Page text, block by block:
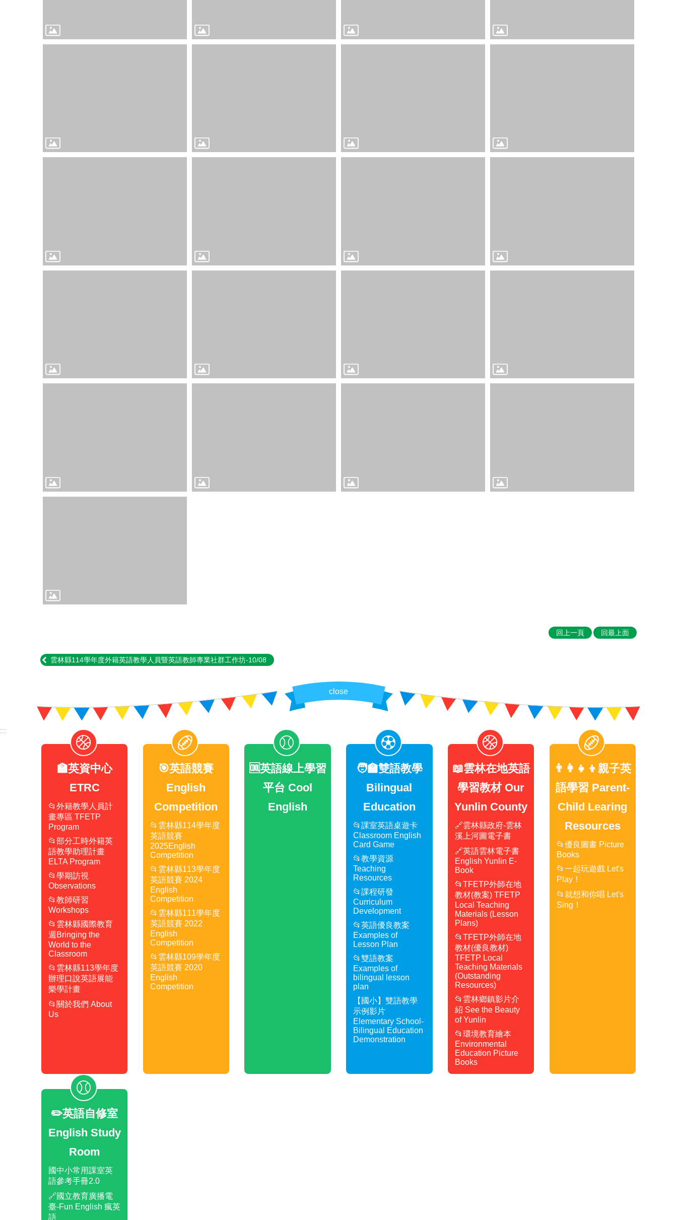
回上一頁 回最上面
雲林縣114學年度外籍英語教學人員暨英語教師專業社群工作坊-10/08
close
:::
🏫英資中心
ETRC
📂外籍教學人員計
畫專區 TFETP
Program
📂部分工時外籍英
語教學助理計畫
ELTA Program
📂學期訪視
Observations
📂教師研習
Workshops
📂雲林縣國際教育
週Bringing the
World to the
Classroom
📂雲林縣113學年度
辦理口說英語展能
樂學計畫
📂關於我們 About
Us
🎯英語競賽
English
Competition
📂雲林縣114學年度
英語競賽
2025English
Competition
📂雲林縣113學年度
英語競賽 2024
English
Competition
📂雲林縣111學年度
英語競賽 2022
English
Competition
📂雲林縣109學年度
英語競賽 2020
English
Competition
🆒英語線上學習
平台 Cool
English
🧑‍🏫雙語教學
Bilingual
Education
📂課室英語桌遊卡
Classroom English
Card Game
📂教學資源
Teaching
Resources
📂課程研發
Curriculum
Development
📂英語優良教案
Examples of
Lesson Plan
📂雙語教案
Examples of
bilingual lesson
plan
【國小】雙語教學
示例影片
Elementary School-
Bilingual Education
Demonstration
📖雲林在地英語
學習教材 Our
Yunlin County
🔗雲林縣政府-雲林
溪上河圖電子書
🔗英語雲林電子書
English Yunlin E-
Book
📂TFETP外師在地
教材(教案) TFETP
Local Teaching
Materials (Lesson
Plans)
📂TFETP外師在地
教材(優良教材)
TFETP Local
Teaching Materials
(Outstanding
Resources)
📂雲林鄉鎮影片介
紹 See the Beauty
of Yunlin
📂環境教育繪本
Environmental
Education Picture
Books
👨‍👩‍👧‍👦親子英
語學習 Parent-
Child Learing
Resources
📂優良圖書 Picture
Books
📂一起玩遊戲 Let's
Play！
📂就想和你唱 Let's
Sing！
✏️英語自修室
English Study
Room
國中小常用課室英
語參考手冊2.0
🔗國立教育廣播電
臺-Fun English 瘋英
語